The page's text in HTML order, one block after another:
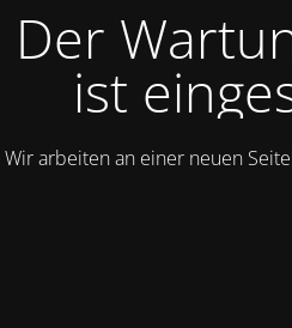
Der
ist
Wir arbeiten an einer neuen